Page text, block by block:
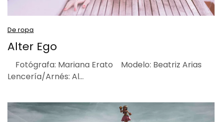
De ropa
Alter Ego
Fotógrafa: Mariana Erato Modelo: Beatriz Arias
Lencería/Arnés: Al…